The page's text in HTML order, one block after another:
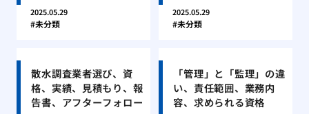
2025.05.29
未分類
2025.05.29
未分類
散水調査業者選び、資
格、実績、見積もり、報
告書、アフターフォロー
「管理」と「監理」の違
い、責任範囲、業務内
容、求められる資格